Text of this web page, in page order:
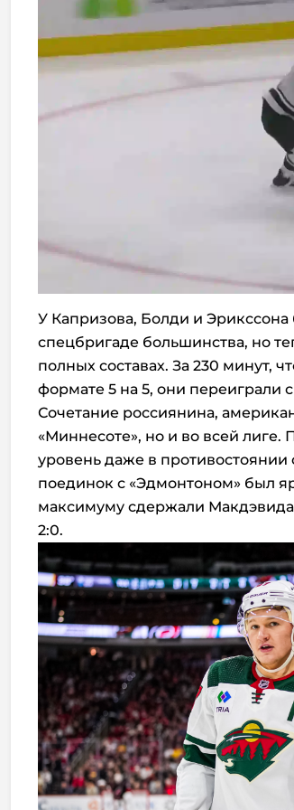
У Капризова, Болди и
спецбригаде большинства, но
полных составах. За 230 минут,
формате 5 на 5, они переиграли
Сочетание россиянина,
«Миннесоте», но и во всей лиге.
уровень даже в
поединок с «Эдмонтоном» был
максимуму сдержали
2:0.